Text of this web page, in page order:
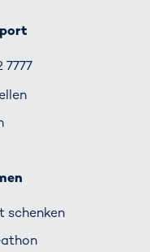
7777
schenken